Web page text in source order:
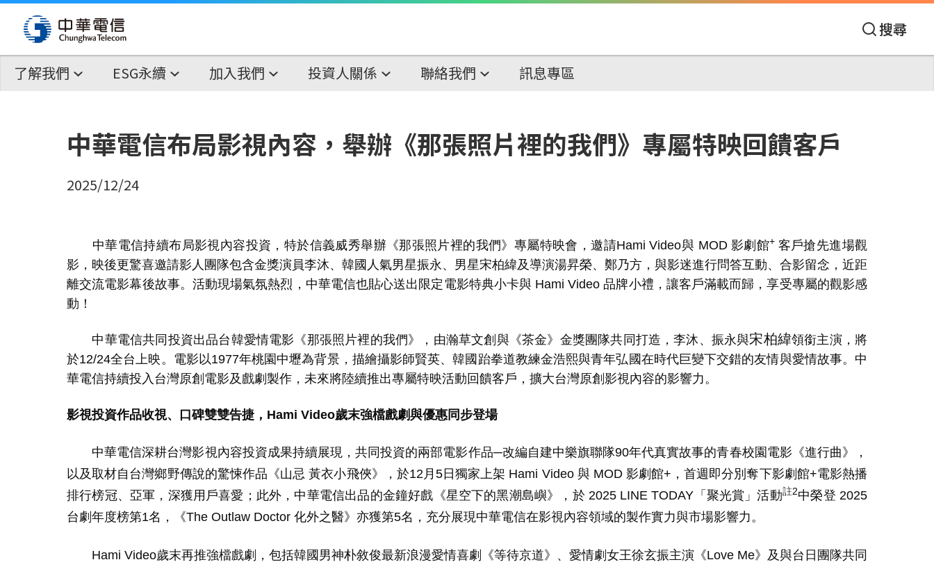
搜尋
了解我們 ESG永續 加入我們 投資人關係 聯絡我們 訊息專區
中華電信布局影視內容，舉辦《那張照片裡的我們》專屬特映回饋客戶
2025/12/24
中華電信持續布局影視內容投資，特於信義威秀舉辦《那張照片裡的我們》專屬特映會，邀請Hami Video與 MOD影劇館+ 客戶搶先進場觀
影，映後更驚喜邀請影人團隊包含金獎演員李沐、韓國人氣男星振永、男星宋柏緯及導演湯昇榮、鄭乃方，與影迷進行問答互動、合影留念，近距
離交流電影幕後故事。活動現場氣氛熱烈，中華電信也貼心送出限定電影特典小卡與 Hami Video 品牌小禮，讓客戶滿載而歸，享受專屬的觀影感
動！
中華電信共同投資出品台韓愛情電影《那張照片裡的我們》，由瀚草文創與《茶金》金獎團隊共同打造，李沐、振永與宋柏緯領銜主演，將
於12/24全台上映。電影以1977年桃園中壢為背景，描繪攝影師賢英、韓國跆拳道教練金浩熙與青年弘國在時代巨變下交錯的友情與愛情故事。中
華電信持續投入台灣原創電影及戲劇製作，未來將陸續推出專屬特映活動回饋客戶，擴大台灣原創影視內容的影響力。
影視投資作品收視、口碑雙雙告捷， Hami Video歲末強檔戲劇與優惠同步登場
中華電信深耕台灣影視內容投資成果持續展現，共同投資的兩部電影作品─改編自建中樂旗聯隊90年代真實故事的青春校園電影《進行曲》，
以及取材自台灣鄉野傳說的驚悚作品《山忌 黃衣小飛俠》，於12月 5 日獨家上架 Hami Video 與MOD 影劇館+ ，首週即分別奪下影劇館+電影熱播
排行榜冠、亞軍，深獲用戶喜愛；此外，中華電信出品的金鐘好戲《星空下的黑潮島嶼》，於2025 LINE TODAY 「聚光賞」活動註2中榮登 2025
台劇年度榜第1名，《The Outlaw Doctor 化外之醫》亦獲第5名，充分展現中華電信在影視內容領域的製作實力與市場影響力。
Hami Video歲末再推強檔戲劇，包括韓國男神朴敘俊最新浪漫愛情喜劇《等待京道》、愛情劇女王徐玄振主演《Love Me》及與台日團隊共同